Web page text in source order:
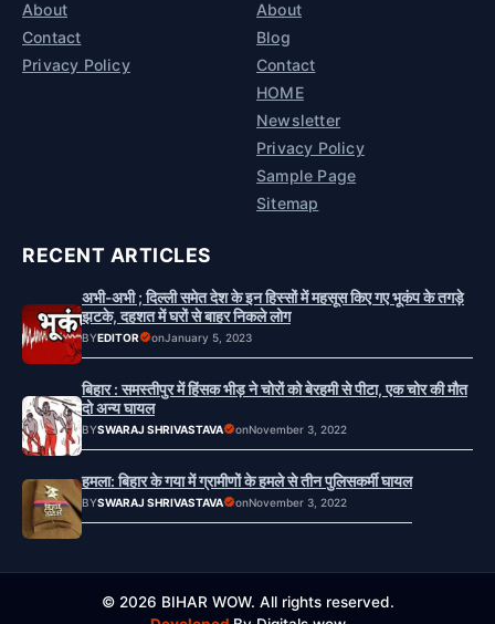
About
Contact
Privacy Policy
About
Blog
Contact
HOME
Newsletter
Privacy Policy
Sample Page
Sitemap
RECENT ARTICLES
अभी-अभी ; दिल्ली समेत देश के इन हिस्सों में महसूस किए गए भूकंप के तगड़े
झटके, दहशत में घरों से बाहर निकले लोग
BYEDITOR onJanuary 5, 2023
बिहार : समस्तीपुर में हिंसक भीड़ ने चोरों को बेरहमी से पीटा, एक चोर की मौत
दो अन्य घायल
BYSWARAJ SHRIVASTAVA onNovember 3, 2022
हमला: बिहार के गया में ग्रामीणों के हमले से तीन पुलिसकर्मी घायल
BYSWARAJ SHRIVASTAVA onNovember 3, 2022
© 2026 BIHAR WOW. All rights reserved.